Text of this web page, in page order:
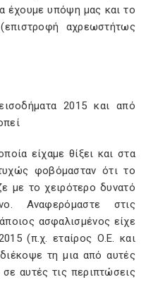
έχουμε υπόψη μας και το
αχρεωστήτως
2015 και από
είχαμε θίξει και στα
φοβόμασταν ότι το
με το χειρότερο δυνατό
Αναφερόμαστε στις
ασφαλισμένος είχε
(π.χ. εταίρος Ο.Ε. και
τη μια από αυτές
αυτές τις περιπτώσεις